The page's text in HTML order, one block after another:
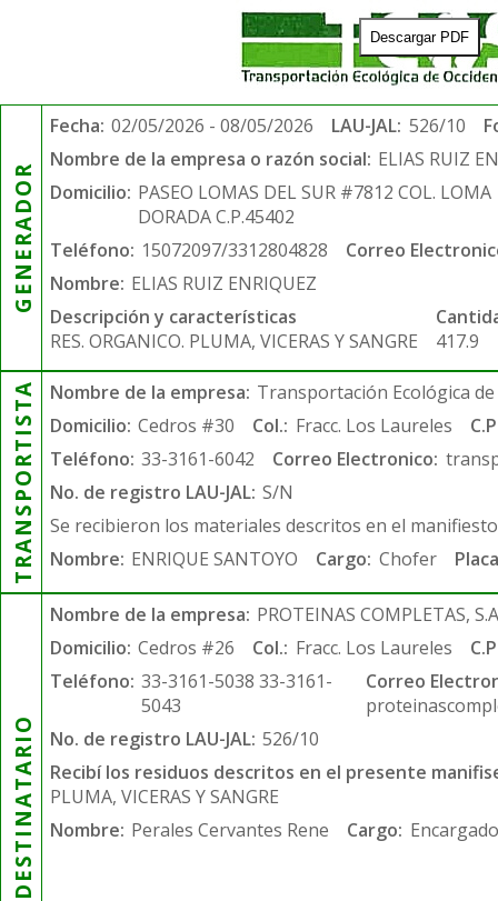
Descargar PDF
GENERADOR
Fecha: 02/05/2026 - 08/05/2026 LAU-JAL: 526/10
Nombre de la empresa o razón social: ELIAS RUIZ
Domicilio: PASEO LOMAS DEL SUR #7812 COL. LOMA
DORADA C.P.45402
Teléfono: 15072097/3312804828
Correo
Nombre: ELIAS RUIZ ENRIQUEZ
Descripción y características
RES. ORGANICO. PLUMA, VICERAS Y SANGRE
417.9
TRANSPORTISTA Nombre de la empresa: Transportación Ecológica de
Domicilio: Cedros #30 Col.: Fracc. Los Laureles
Teléfono: 33-3161-6042 Correo Electronico:
No. de registro LAU-JAL: S/N
Se recibieron los materiales descritos en el
Nombre: ENRIQUE SANTOYO Cargo: Chofer
DESTINATARIO
Nombre de la empresa: PROTEINAS COMPLETAS,
Domicilio: Cedros #26 Col.: Fracc. Los Laureles
Teléfono: 33-3161-5038 33-3161-
5043
Correo
No. de registro LAU-JAL: 526/10
Recibí los residuos descritos en el presente
PLUMA, VICERAS Y SANGRE
Nombre: Perales Cervantes Rene Cargo: